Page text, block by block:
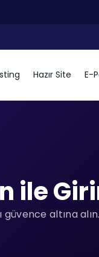
Hazır Site E-
ile
altına alın.